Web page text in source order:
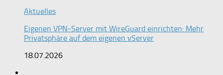
Aktuelles
Eigenen VPN-Server mit WireGuard einrichten: Mehr
Privatsphäre auf dem eigenen vServer
18.07.2026